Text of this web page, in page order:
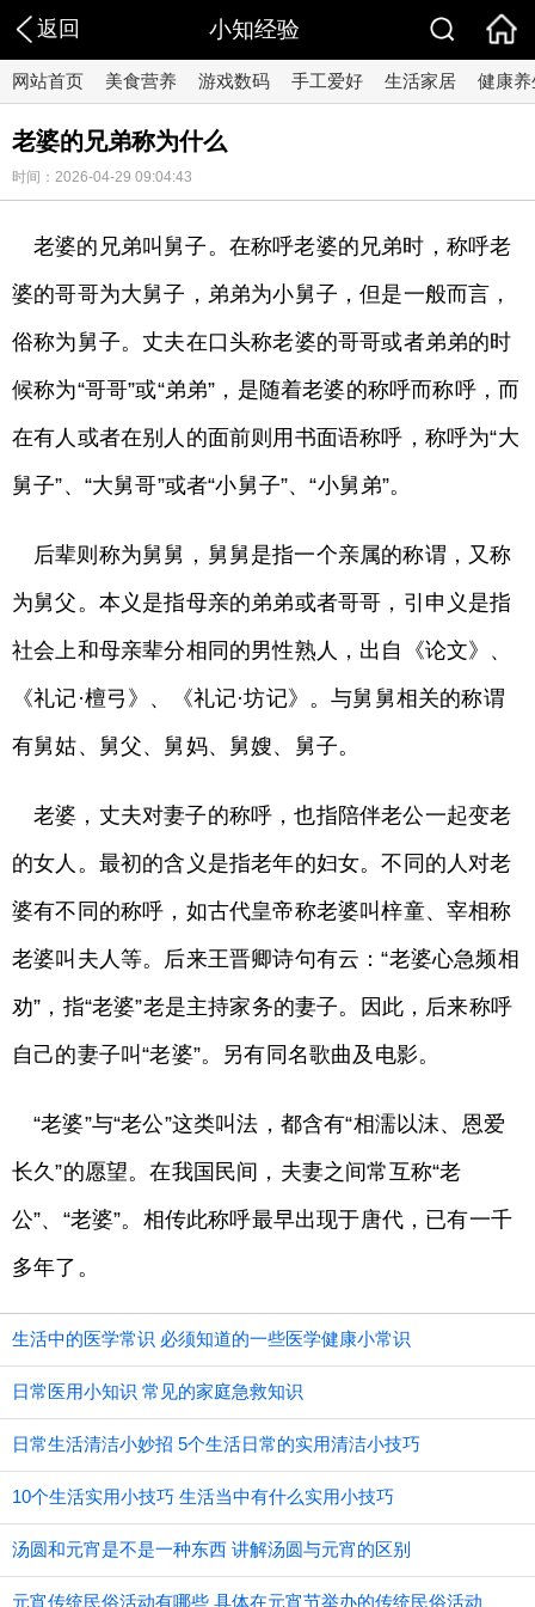
返回 小知经验
网站首页 美食营养 游戏数码 手工爱好 生活家居 健康养
老婆的兄弟称为什么
时间：2026-04-29 09:04:43
老婆的兄弟叫舅子。在称呼老婆的兄弟时，称呼老
婆的哥哥为大舅子，弟弟为小舅子，但是一般而言，
俗称为舅子。丈夫在口头称老婆的哥哥或者弟弟的时
候称为“哥哥”或“弟弟”，是随着老婆的称呼而称呼，而
在有人或者在别人的面前则用书面语称呼，称呼为“大
舅子”、“大舅哥”或者“小舅子”、“小舅弟”。
后辈则称为舅舅，舅舅是指一个亲属的称谓，又称
为舅父。本义是指母亲的弟弟或者哥哥，引申义是指
社会上和母亲辈分相同的男性熟人，出自《论文》、
《礼记·檀弓》、《礼记·坊记》。与舅舅相关的称谓
有舅姑、舅父、舅妈、舅嫂、舅子。
老婆，丈夫对妻子的称呼，也指陪伴老公一起变老
的女人。最初的含义是指老年的妇女。不同的人对老
婆有不同的称呼，如古代皇帝称老婆叫梓童、宰相称
老婆叫夫人等。后来王晋卿诗句有云：“老婆心急频相
劝”，指“老婆”老是主持家务的妻子。因此，后来称呼
自己的妻子叫“老婆”。另有同名歌曲及电影。
“老婆”与“老公”这类叫法，都含有“相濡以沫、恩爱
长久”的愿望。在我国民间，夫妻之间常互称“老
公”、“老婆”。相传此称呼最早出现于唐代，已有一千
多年了。
生活中的医学常识 必须知道的一些医学健康小常识
日常医用小知识 常见的家庭急救知识
日常生活清洁小妙招 5个生活日常的实用清洁小技巧
10个生活实用小技巧 生活当中有什么实用小技巧
汤圆和元宵是不是一种东西 讲解汤圆与元宵的区别
元宵传统民俗活动有哪些 具体在元宵节举办的传统民俗活动